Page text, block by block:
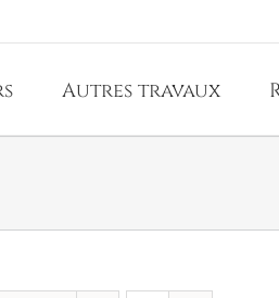
Autres travaux